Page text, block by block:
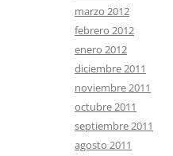
marzo 2012
febrero 2012
enero 2012
diciembre 2011
noviembre 2011
octubre 2011
septiembre 2011
agosto 2011